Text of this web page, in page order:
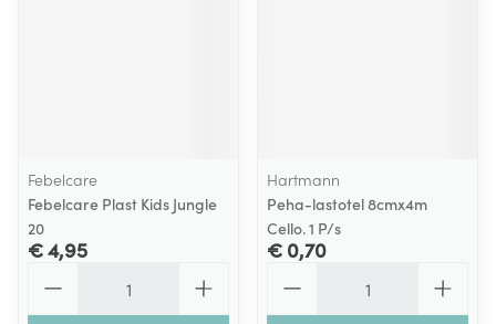
Febelcare
Febelcare Plast Kids Jungle
20
€ 4,95
Hartmann
Peha-lastotel 8cmx4m
Cello. 1 P/s
€ 0,70